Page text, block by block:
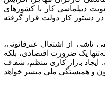
دیپلماسی کار با کشورهای
دستور کار دولت قرار گرفته
ناشی از اشتغال غیرقانونی،
یک ضرورت اقتصادی، بلکه
بازار کاری منظم، شفاف
و همبستگی ملی میسر خواهد